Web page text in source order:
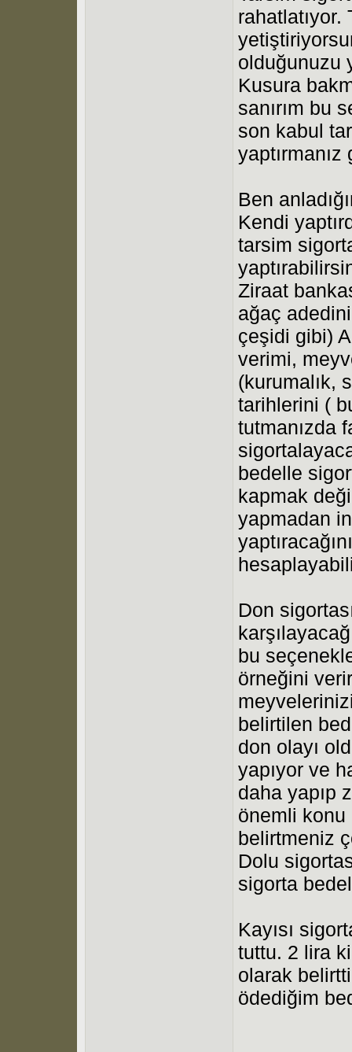
olduğunuzu
Kusura
sanırım bu
son kabul
Ben
Kendi
tarsim
Ziraat
ağaç
çeşidi gibi)
verimi,
(kurumalık,
tarihlerini (
tutmanızda
bedelle
kapmak
yapmadan
Don
bu
örneğini
belirtilen
don olayı
yapıyor ve
daha yapıp
önemli konu
belirtmeniz
Dolu
sigorta
Kayısı
tuttu. 2 lira
olarak
ödediğim